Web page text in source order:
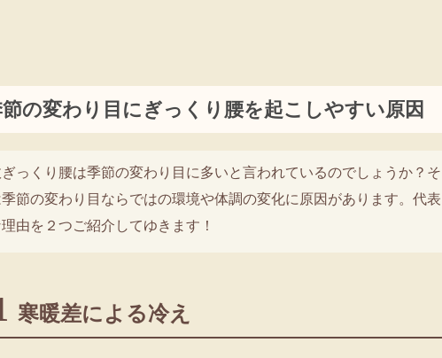
の変わり目にぎっくり腰を起こしやすい原因
っくり腰は季節の変わり目に多いと言われているのでしょうか？そ
節の変わり目ならではの環境や体調の変化に原因があります。代表
由を２つご紹介してゆきます！
寒暖差による冷え